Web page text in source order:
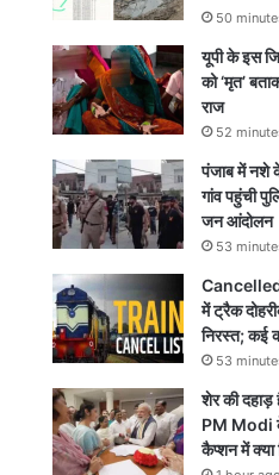
50
यूपी के इस
को ‘मृत’
राज
52
पंजाब में नशे
गांव पहुंची
जन आंदोलन
53
में ट्रैक
निरस्त; कई
53
शेर की
PM Modi
कैप्शन में क्या